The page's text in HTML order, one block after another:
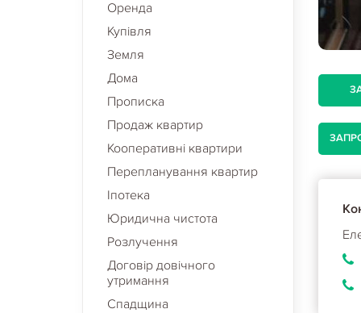
Оренда
Купівля
Земля
Дома
Прописка
Продаж квартир
Кооперативні квартири
Перепланування квартир
Іпотека
Юридична чистота
Розлучення
Договір довічного
утримання
Спадщина